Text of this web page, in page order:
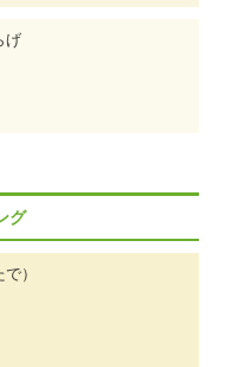
げ
グ
）